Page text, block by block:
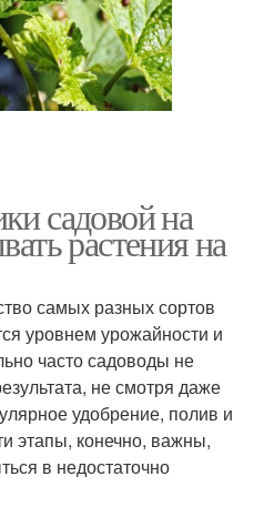
садовой на
растения на
самых разных сортов
уровнем урожайности и
часто садоводы не
не смотря даже
удобрение, полив и
этапы, конечно, важны,
в недостаточно